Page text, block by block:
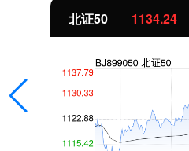
北证50 1134.24